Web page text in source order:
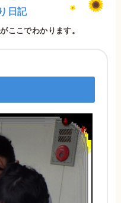
日記
ここでわかります。